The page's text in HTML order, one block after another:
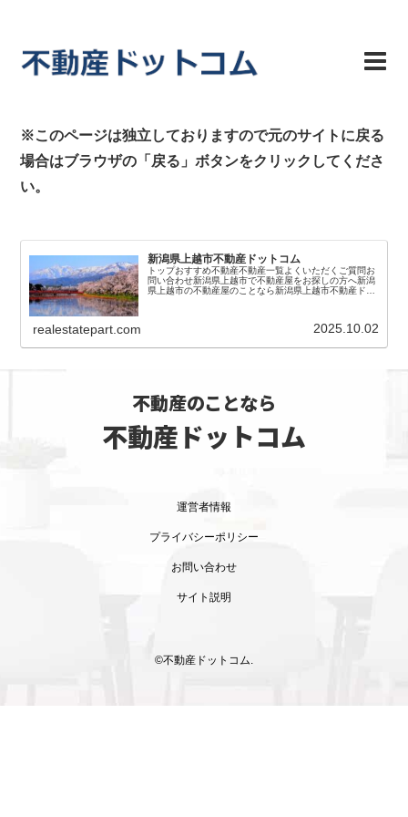
※このページは独立しておりますので元のサイトに戻る
場合はブラウザの「戻る」ボタンをクリックしてくださ
い。
新潟県上越市不動産ドットコム
トップおすすめ不動産不動産一覧よくいただくご質問お
問い合わせ新潟県上越市で不動産屋をお探しの方へ新潟
県上越市の不動産屋のことなら新潟県上越市不動産ドッ
realestatepart.com 2025.10.02
不動産のことなら
不動産ドットコム
©不動産ドットコム.
運営者情報
プライバシーポリシー
お問い合わせ
サイト説明